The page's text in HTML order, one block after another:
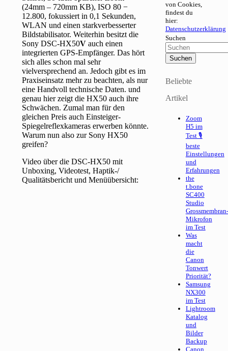
(24mm – 720mm KB), ISO 80 −
12.800, fokussiert in 0,1 Sekunden,
WLAN und einen starkverbesserter
Bildstabilisator. Weiterhin besitzt die
Sony DSC-HX50V auch einen
integrierten GPS-Empfänger. Das hört
sich alles schon mal sehr
vielversprechend an. Jedoch gibt es im
Praxiseinsatz mehr zu beachten, als nur
eine Handvoll technische Daten. und
genau hier zeigt die HX50 auch ihre
Schwächen. Zumal man für den
gleichen Preis auch Einsteiger-
Spiegelreflexkameras erwerben könnte.
Warum nun also zur Sony HX50
greifen?
Video über die DSC-HX50 mit
Unboxing, Videotest, Haptik-/
Qualitätsbericht und Menüübersicht:
von Cookies,
findest du
hier:
Datenschutzerklärung
Suchen
Beliebte
Artikel
Zoom
H5 im
Test 🎙
beste
Einstellungen
und
Erfahrungen
the
t.bone
SC400
Studio
Grossmembran-
Mikrofon
im Test
Was
macht
die
Canon
Tonwert
Priorität?
Samsung
NX300
im Test
Lightroom
Katalog
und
Bilder
Backup
Canon